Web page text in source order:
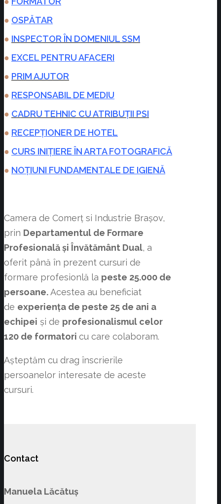
● OSPĂTAR
● INSPECTOR ÎN DOMENIUL SSM
● EXCEL PENTRU AFACERI
● PRIM AJUTOR
● RESPONSABIL DE MEDIU
● CADRU TEHNIC CU ATRIBUȚII PSI
● RECEPȚIONER DE HOTEL
● CURS INIȚIERE ÎN ARTA FOTOGRAFICĂ
● NOȚIUNI FUNDAMENTALE DE IGIENĂ
Camera de Comerț si Industrie Brașov,
prin Departamentul de Formare
Profesională și Învătământ Dual, a
oferit până în prezent cursuri de
formare profesionlă la peste 25.000 de
persoane.Acestea au beneficiat
de experiența de peste 25 de ani a
echipei și de profesionalismul celor
120 de formatori cu care colaboram.
Așteptăm cu drag înscrierile
persoanelor interesate de aceste
cursuri.
Contact
Manuela Lăcătuș